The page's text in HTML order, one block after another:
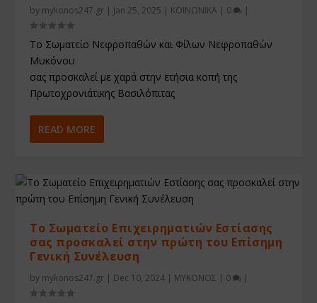
by mykonos247.gr | Jan 25, 2025 | ΚΟΙΝΩΝΙΚΑ | 0 |
Το Σωματείο Νεφροπαθών και Φίλων Νεφροπαθών
Μυκόνου
σας προσκαλεί με χαρά στην ετήσια κοπή της
Πρωτοχρονιάτικης Βασιλόπιτας
READ MORE
Το Σωματείο Επιχειρηματιών Εστίασης
σας προσκαλεί στην πρώτη του Επίσημη
Γενική Συνέλευση
by mykonos247.gr | Dec 10, 2024 | ΜΥΚΟΝΟΣ | 0 |